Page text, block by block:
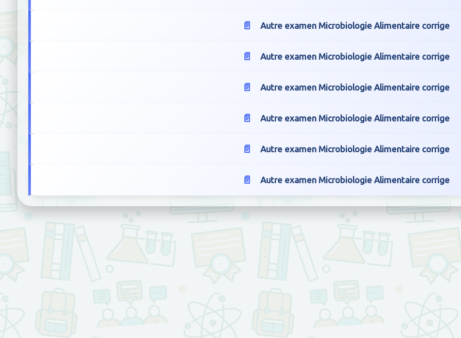
Autre examen Microbiologie Alimentaire corrige
Autre examen Microbiologie Alimentaire corrige
Autre examen Microbiologie Alimentaire corrige
Autre examen Microbiologie Alimentaire corrige
Autre examen Microbiologie Alimentaire corrige
Autre examen Microbiologie Alimentaire corrige